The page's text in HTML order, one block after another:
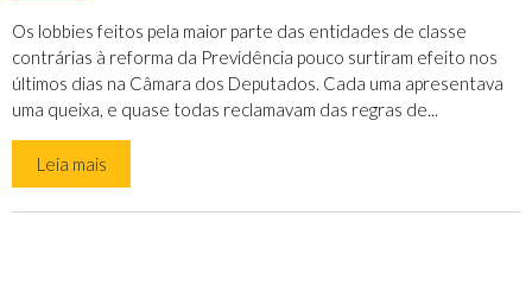
Os lobbies feitos pela maior parte das entidades de classe
contrárias à reforma da Previdência pouco surtiram efeito nos
últimos dias na Câmara dos Deputados. Cada uma apresentava
uma queixa, e quase todas reclamavam das regras de...
Leia mais